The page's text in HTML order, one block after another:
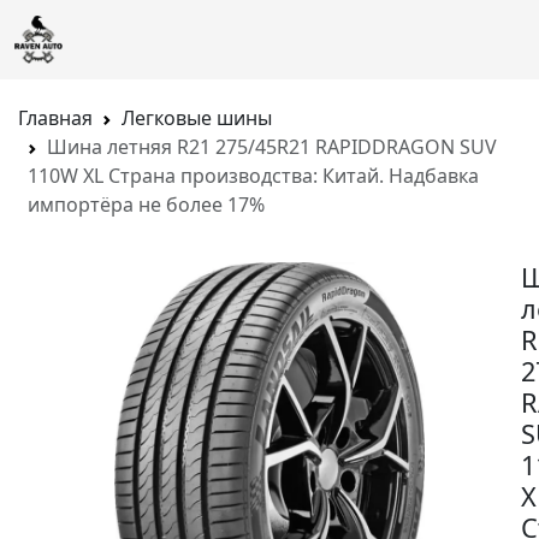
Главная
Легковые шины
Шина летняя R21 275/45R21 RAPIDDRAGON SUV
110W XL Страна производства: Китай. Надбавка
импортёра не более 17%